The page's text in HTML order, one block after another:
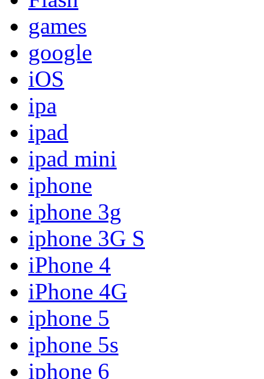
games
google
iOS
ipa
ipad
ipad mini
iphone
iphone 3g
iphone 3G S
iPhone 4
iPhone 4G
iphone 5
iphone 5s
iphone 6